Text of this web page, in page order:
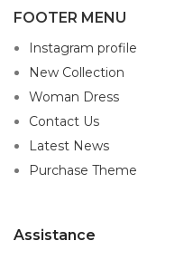
FOOTER MENU
Instagram profile
New Collection
Woman Dress
Contact Us
Latest News
Purchase Theme
Assistance